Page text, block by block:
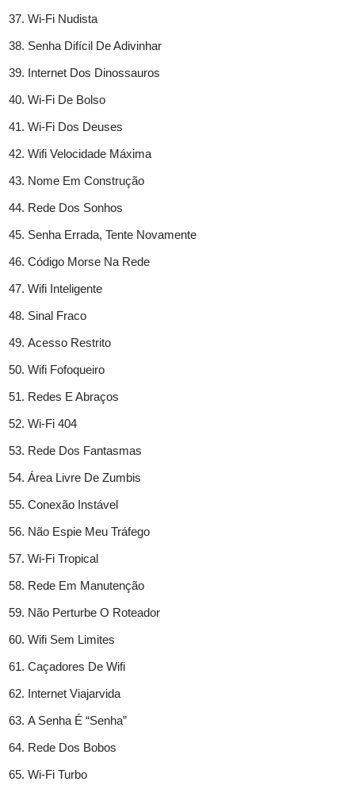
Wi-Fi Nudista
Senha Difícil De Adivinhar
Internet Dos Dinossauros
Wi-Fi De Bolso
Wi-Fi Dos Deuses
Wifi Velocidade Máxima
Nome Em Construção
Rede Dos Sonhos
Senha Errada, Tente Novamente
Código Morse Na Rede
Wifi Inteligente
Sinal Fraco
Acesso Restrito
Wifi Fofoqueiro
Redes E Abraços
Wi-Fi 404
Rede Dos Fantasmas
Área Livre De Zumbis
Conexão Instável
Não Espie Meu Tráfego
Wi-Fi Tropical
Rede Em Manutenção
Não Perturbe O Roteador
Wifi Sem Limites
Caçadores De Wifi
Internet Viajarvida
A Senha É “Senha”
Rede Dos Bobos
Wi-Fi Turbo